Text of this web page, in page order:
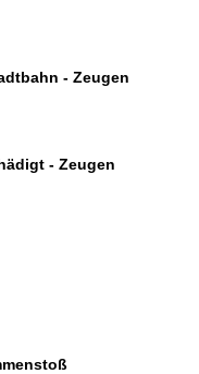
- Zeugen
- Zeugen